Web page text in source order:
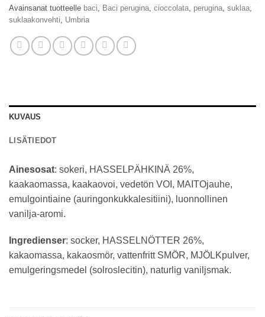
Avainsanat tuotteelle baci Baci perugina cioccolata perugina suklaa
suklaakonvehti
Umbria
KUVAUS
LISÄTIEDOT
Ainesosat: sokeri, HASSELPÄHKINÄ 26%,
kaakaomassa, kaakaovoi, vedetön VOI, MAITOjauhe,
emulgointiaine (auringonkukkalesitiini), luonnollinen
vanilja-aromi.
Ingredienser: socker, HASSELNÖTTER 26%,
kakaomassa, kakaosmör, vattenfritt SMÖR, MJÖLKpulver,
emulgeringsmedel (solroslecitin), naturlig vaniljsmak.